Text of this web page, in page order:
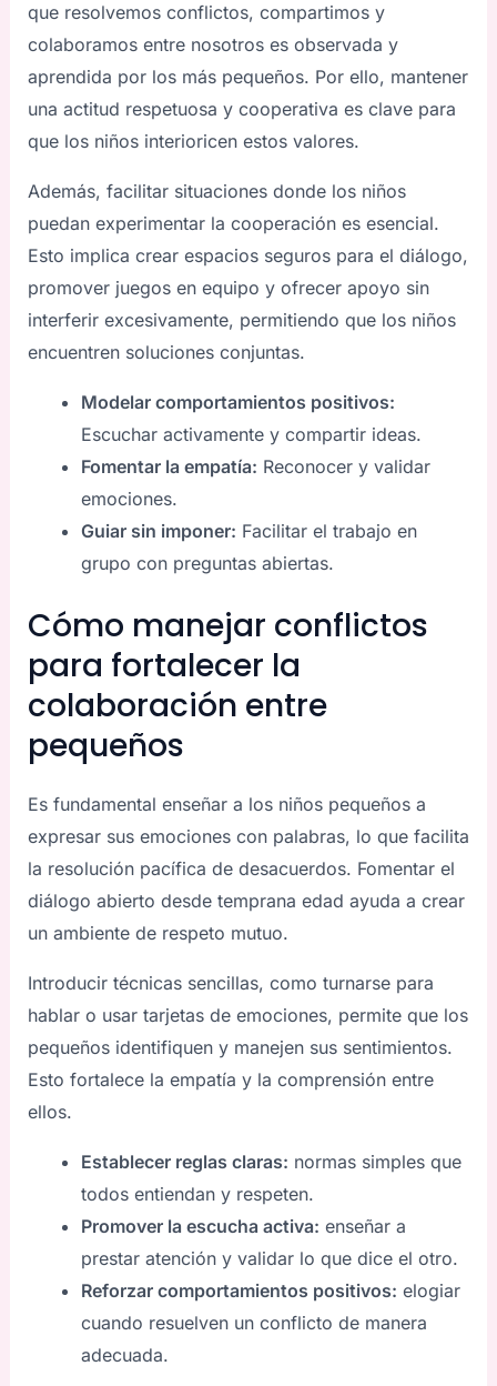
que resolvemos conflictos, compartimos y
colaboramos entre nosotros es observada y
aprendida por los más pequeños. Por ello, mantener
una actitud respetuosa y cooperativa es clave para
que los niños interioricen estos valores.
Además, facilitar situaciones donde los niños
puedan experimentar la cooperación es esencial.
Esto implica crear espacios seguros para el diálogo,
promover juegos en equipo y ofrecer apoyo sin
interferir excesivamente, permitiendo que los niños
encuentren soluciones conjuntas.
Modelar comportamientos positivos:
Escuchar activamente y compartir ideas.
Fomentar la empatía: Reconocer y validar
emociones.
Guiar sin imponer: Facilitar el trabajo en
grupo con preguntas abiertas.
Cómo manejar conflictos
para fortalecer la
colaboración entre
pequeños
Es fundamental enseñar a los niños pequeños a
expresar sus emociones con palabras, lo que facilita
la resolución pacífica de desacuerdos. Fomentar el
diálogo abierto desde temprana edad ayuda a crear
un ambiente de respeto mutuo.
Introducir técnicas sencillas, como turnarse para
hablar o usar tarjetas de emociones, permite que los
pequeños identifiquen y manejen sus sentimientos.
Esto fortalece la empatía y la comprensión entre
ellos.
Establecer reglas claras: normas simples que
todos entiendan y respeten.
Promover la escucha activa: enseñar a
prestar atención y validar lo que dice el otro.
Reforzar comportamientos positivos: elogiar
cuando resuelven un conflicto de manera
adecuada.